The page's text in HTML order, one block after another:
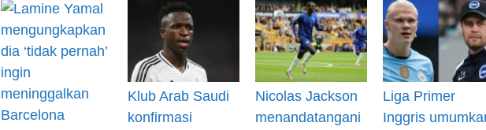
Klub Arab Saudi
konfirmasi
Nicolas Jackson
menandatangani
Liga Primer
Inggris